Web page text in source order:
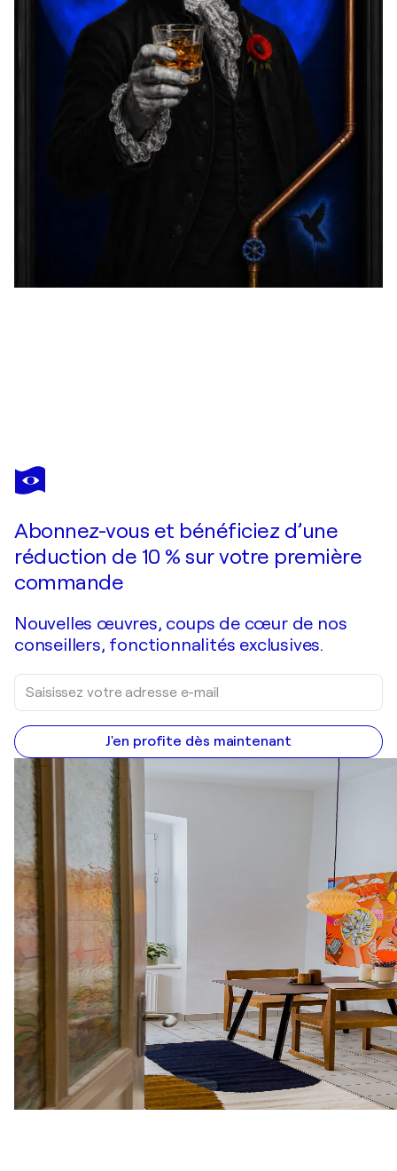
ETHAN BLU
Euphoria
Abonnez-vous et bénéficiez d’une
réduction de 10 % sur votre première
commande
Nouvelles œuvres, coups de cœur de nos
conseillers, fonctionnalités exclusives.
J'en profite dès maintenant